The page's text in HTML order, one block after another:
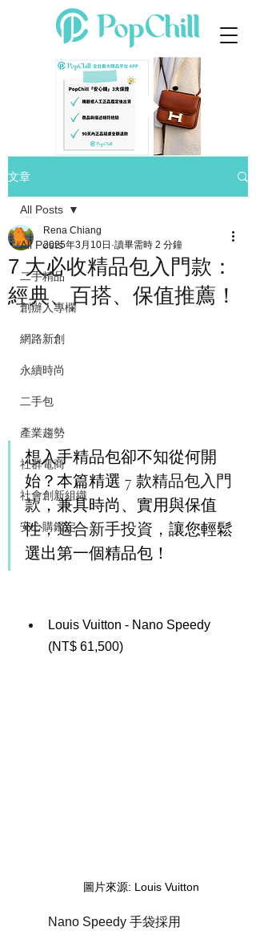
文章
All Posts
二手精品
創辦人專欄
網路新創
永續時尚
二手包
產業趨勢
社群電商
社會創新組織
安心購鑑定
All Posts
7 大必收精品包入門款：
經典、百搭、保值推薦！
Rena Chiang
2025年3月10日 讀畢需時 2 分鐘
想入手精品包卻不知從何開
始？本篇精選 7 款精品包入門
款，兼具時尚、實用與保值
性，適合新手投資， 讓您輕鬆
選出第一個精品包！
Louis Vuitton - Nano Speedy
(NT$ 61,500)
圖片來源: Louis Vuitton
Nano Speedy 手袋採用